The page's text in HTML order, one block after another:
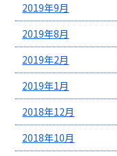
2019年9月
2019年8月
2019年2月
2019年1月
2018年12月
2018年10月